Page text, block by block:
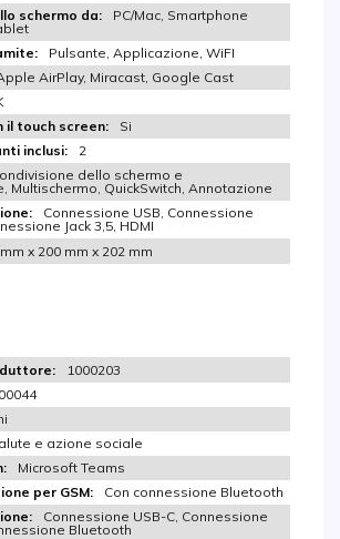
PC/Mac, Smartphone
Pulsante, Applicazione, WiFI
AirPlay, Miracast, Google Cast
Si
2
dello schermo e
Multischermo, QuickSwitch, Annotazione
Connessione USB, Connessione
Jack 3,5, HDMI
x 200 mm x 202 mm
1000203
e azione sociale
Microsoft Teams
Con connessione Bluetooth
Connessione USB-C, Connessione
Bluetooth